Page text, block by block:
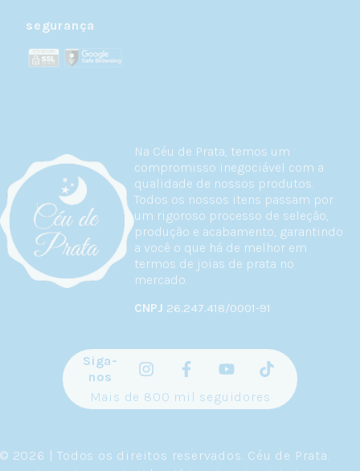
Na Céu de Prata, temos um
compromisso inegociável com a
qualidade de nossos produtos.
Todos os nossos itens passam por
um rigoroso processo de seleção,
produção e acabamento, garantindo
a você o que há de melhor em
termos de joias de prata no
mercado.
CNPJ 26.247.418/0001-91
segurança
Siga-
nos
Mais de 800 mil seguidores
© 2026 | Todos os direitos reservados. Céu de Prata